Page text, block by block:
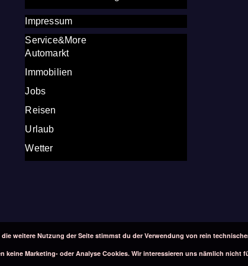
Impressum
Service&More
Automarkt
Immobilien
Jobs
Reisen
Urlaub
Wetter
die weitere Nutzung der Seite stimmst du der Verwendung von rein
keine Marketing- oder Analyse Cookies. Wir interessieren uns nämlich nicht